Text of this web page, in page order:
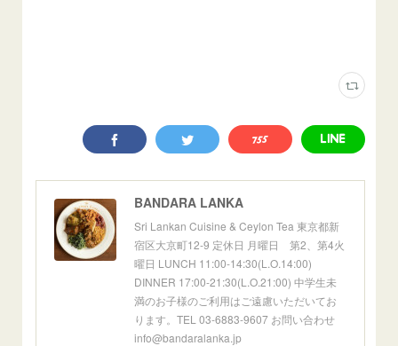
BANDARA LANKA
Sri Lankan Cuisine & Ceylon Tea 東京都新
宿区大京町12-9 定休日 月曜日 第2、第4火
曜日 LUNCH 11:00-14:30(L.O.14:00)
DINNER 17:00-21:30(L.O.21:00) 中学生未
満のお子様のご利用はご遠慮いただいてお
ります。TEL 03-6883-9607 お問い合わせ
info@bandaralanka.jp